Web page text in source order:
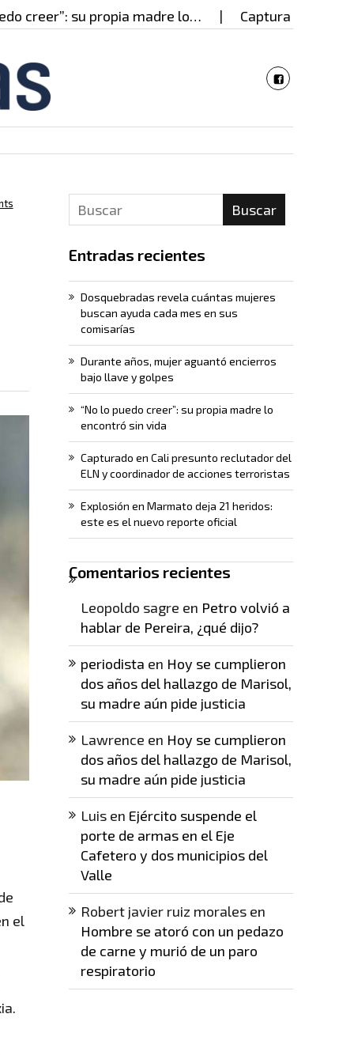
su propia madre lo… Capturado en Cali
el
Buscar
Entradas recientes
Dosquebradas revela cuántas mujeres
buscan ayuda cada mes en sus
comisarías
Durante años, mujer aguantó encierros
bajo llave y golpes
“No lo puedo creer”: su propia madre lo
encontró sin vida
Capturado en Cali presunto reclutador del
ELN y coordinador de acciones terroristas
Explosión en Marmato deja 21 heridos:
este es el nuevo reporte oficial
Comentarios recientes
Leopoldo sagre en Petro volvió a
hablar de Pereira, ¿qué dijo?
periodista en Hoy se cumplieron
dos años del hallazgo de Marisol,
su madre aún pide justicia
Lawrence en Hoy se cumplieron
dos años del hallazgo de Marisol,
su madre aún pide justicia
Luisen Ejército suspende el
porte de armas en el Eje
Cafetero y dos municipios del
Valle
Robert javier ruiz moralesen
Hombre se atoró con un pedazo
de carne y murió de un paro
respiratorio